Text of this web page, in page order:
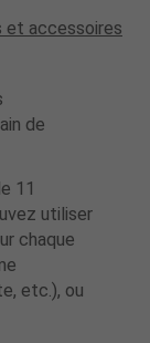
et accessoires
de
11
utiliser
chaque
etc.), ou